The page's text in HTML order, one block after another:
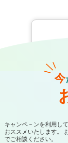
今
キャンペ－ンを利用し
おススメいたします。
でご相談ください。